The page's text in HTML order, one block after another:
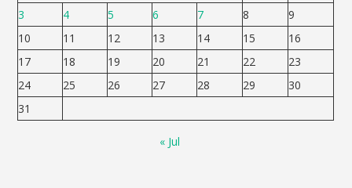
3
4 5 6 7 8
9
10
11 12 13 14 15
16
17
18 19 20 21 22
23
24
25 26 27 28 29
30
31
« Jul